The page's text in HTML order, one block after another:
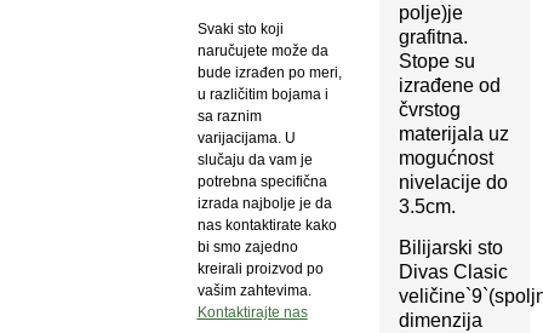
Svaki sto koji
naručujete može da
bude izrađen po meri,
u različitim bojama i
sa raznim
varijacijama. U
slučaju da vam je
potrebna specifična
izrada najbolje je da
nas kontaktirate kako
bi smo zajedno
kreirali proizvod po
vašim zahtevima.
Kontaktirajte nas
polje)je
grafitna.
Stope su
izrađene od
čvrstog
materijala uz
mogućnost
nivelacije do
3.5cm.
Bilijarski sto
Divas Clasic
dimenzija